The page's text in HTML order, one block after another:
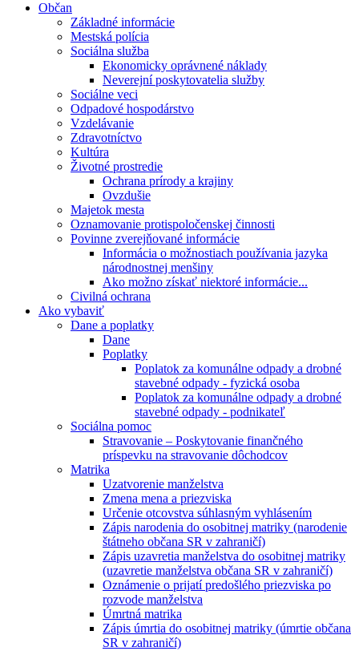
Občan
Základné informácie
Mestská polícia
Sociálna služba
Ekonomicky oprávnené náklady
Neverejní poskytovatelia služby
Sociálne veci
Odpadové hospodárstvo
Vzdelávanie
Zdravotníctvo
Kultúra
Životné prostredie
Ochrana prírody a krajiny
Ovzdušie
Majetok mesta
Oznamovanie protispoločenskej činnosti
Povinne zverejňované informácie
Informácia o možnostiach používania jazyka
národnostnej menšiny
Ako možno získať niektoré informácie...
Civilná ochrana
Ako vybaviť
Dane a poplatky
Dane
Poplatky
Poplatok za komunálne odpady a drobné
stavebné odpady - fyzická osoba
Poplatok za komunálne odpady a drobné
stavebné odpady - podnikateľ
Sociálna pomoc
Stravovanie – Poskytovanie finančného
príspevku na stravovanie dôchodcov
Matrika
Uzatvorenie manželstva
Zmena mena a priezviska
Určenie otcovstva súhlasným vyhlásením
Zápis narodenia do osobitnej matriky (narodenie
štátneho občana SR v zahraničí)
Zápis uzavretia manželstva do osobitnej matriky
(uzavretie manželstva občana SR v zahraničí)
Oznámenie o prijatí predošlého priezviska po
rozvode manželstva
Úmrtná matrika
Zápis úmrtia do osobitnej matriky (úmrtie občana
SR v zahraničí)